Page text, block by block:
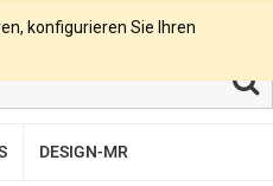
konfigurieren Sie Ihren
DESIGN-MR